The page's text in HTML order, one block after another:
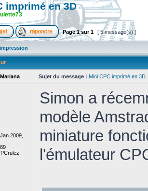
imprimé en 3D
Page1sur1 [ 5 message(s) ]
Sujet du message : Mini CPC imprimé en 3D
2009,
Simon a
modèle
miniature
l'émulateur